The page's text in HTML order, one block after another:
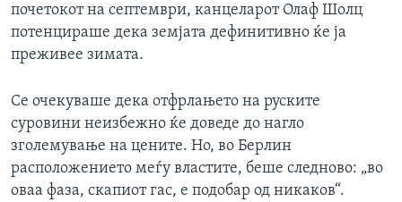
почетокот на септември, канцеларот Олаф Шолц
потенцираше дека земјата дефинитивно ќе ја
преживее зимата.
Се очекуваше дека отфрлањето на руските
суровини неизбежно ќе доведе до нагло
зголемување на цените. Но, во Берлин
расположението меѓу властите, беше следново: „во
оваа фаза, скапиот гас, е подобар од никаков“.